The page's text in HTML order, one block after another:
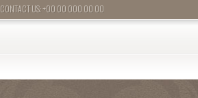
CONTACT US: +00 00 000 00 00